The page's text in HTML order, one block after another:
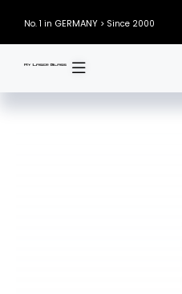
content
No. 1 in GERMANY > Since 2000